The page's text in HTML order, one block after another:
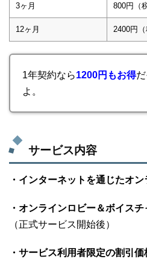
3ヶ月 800円（
12ヶ月 2400円（
1年契約なら1200円もお得だ
よ。
サービス内容
・インターネットを通じたオン
・オンラインロビー＆ボイス
（正式サービス開始後）
・サービス利用者限定の割引価